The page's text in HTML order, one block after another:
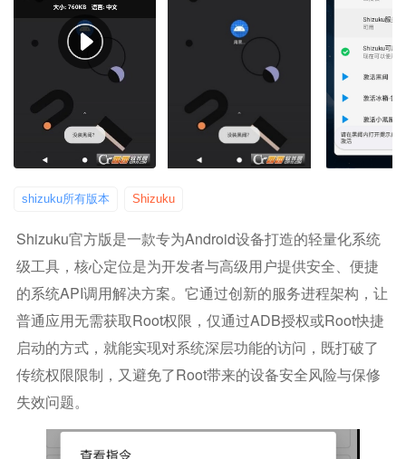
shizuku所有版本 Shizuku
Shizuku官方版是一款专为Android设备打造的轻量化系统
级工具，核心定位是为开发者与高级用户提供安全、便捷
的系统API调用解决方案。它通过创新的服务进程架构，让
普通应用无需获取Root权限，仅通过ADB授权或Root快捷
启动的方式，就能实现对系统深层功能的访问，既打破了
传统权限限制，又避免了Root带来的设备安全风险与保修
失效问题。